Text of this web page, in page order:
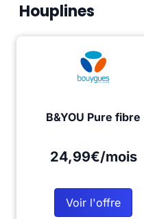
Houplines
B&YOU Pure fibre
24,99€/mois
Voir l'offre